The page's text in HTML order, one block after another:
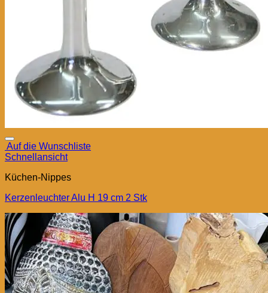
Auf die Wunschliste
Schnellansicht
Küchen-Nippes
Kerzenleuchter Alu H 19 cm 2 Stk